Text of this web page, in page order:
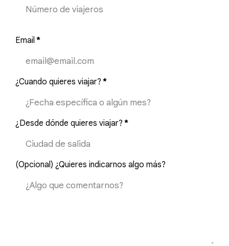
Email *
¿Cuando quieres viajar? *
¿Desde dónde quieres viajar? *
(Opcional) ¿Quieres indicarnos algo más?